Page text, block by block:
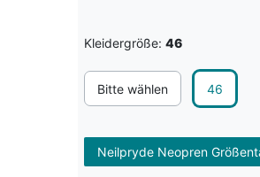
Kleidergröße: 46
Bitte wählen 46
Neilpryde Neopren